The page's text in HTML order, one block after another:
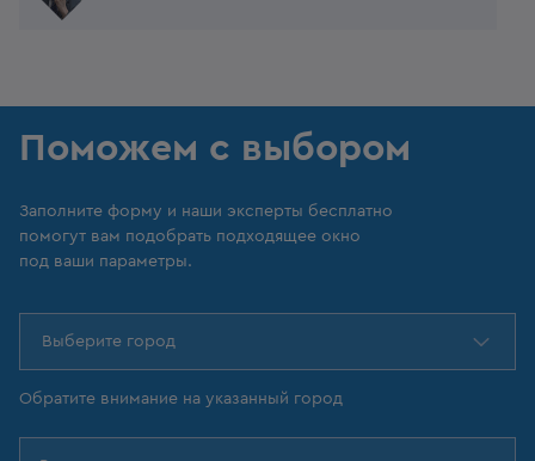
Поможем с выбором
Заполните форму и наши эксперты бесплатно
помогут вам подобрать подходящее окно
под ваши параметры.
Выберите город
Обратите внимание на указанный город